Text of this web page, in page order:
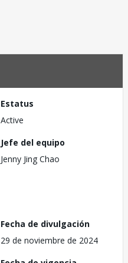
Estatus
Active
Jefe del equipo
Jenny Jing Chao
Fecha de divulgación
29 de noviembre de 2024